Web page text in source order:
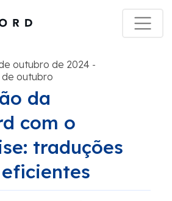
outubro de 2024 -
outubro
da
com o
traduções